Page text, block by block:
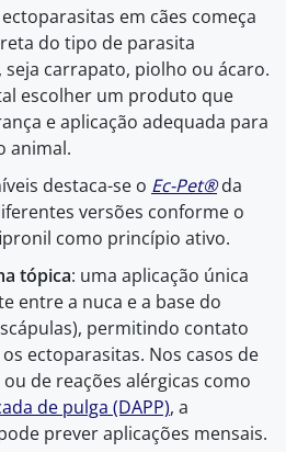
em cães começa
do tipo de parasita
carrapato, piolho ou ácaro.
escolher um produto que
e aplicação adequada para
animal.
destaca-se o Ec-Pet®da
versões conforme o
como princípio ativo.
tópica: uma aplicação única
entre a nuca e a base do
permitindo contato
ectoparasitas. Nos casos de
de reações alérgicas como
de pulga (DAPP), a
prever aplicações mensais.